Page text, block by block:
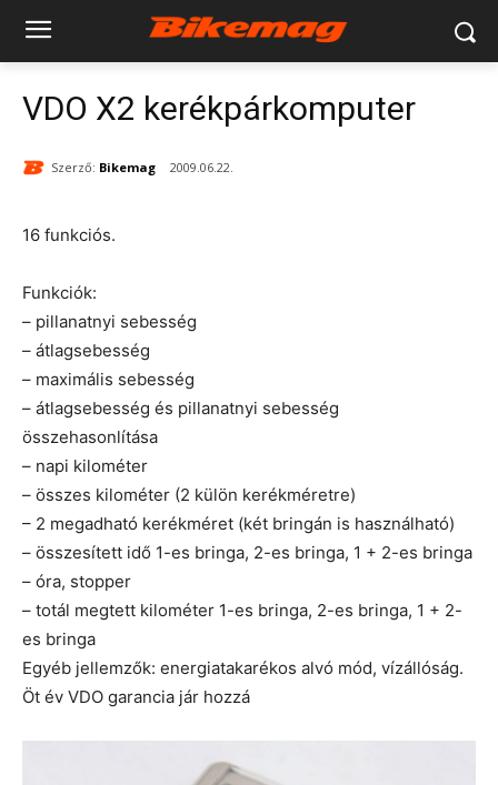
VDO X2 kerékpárkomputer
Szerző: Bikemag 2009.06.22.
16 funkciós.
Funkciók:
– pillanatnyi sebesség
– átlagsebesség
– maximális sebesség
– átlagsebesség és pillanatnyi sebesség
összehasonlítása
– napi kilométer
– összes kilométer (2 külön kerékméretre)
– 2 megadható kerékméret (két bringán is használható)
– összesített idő 1-es bringa, 2-es bringa, 1 + 2-es bringa
– óra, stopper
– totál megtett kilométer 1-es bringa, 2-es bringa, 1 + 2-
es bringa
Egyéb jellemzők: energiatakarékos alvó mód, vízállóság.
Öt év VDO garancia jár hozzá